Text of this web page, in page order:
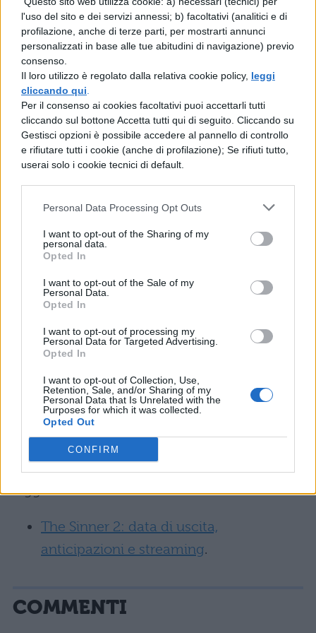
l'uso del sito e dei servizi annessi; b) facoltativi (analitici e di
profilazione, anche di terze parti, per mostrarti annunci
personalizzati in base alle tue abitudini di navigazione) previo
consenso.
Il loro utilizzo è regolato dalla relativa cookie policy, leggi
cliccando qui
Per il consenso ai cookies facoltativi puoi accettarli tutti
cliccando sul bottone Accetta tutti qui di seguito. Cliccando su
Gestisci opzioni è possibile accedere al pannello di controllo
e rifiutare tutti i cookie (anche di profilazione); Se rifiuti tutto,
userai solo i cookie tecnici di default.
Personal Data Processing Opt Outs
I want to opt-out of the Sharing of my
personal data.
Opted In
I want to opt-out of the Sale of my
Personal Data.
Opted In
I want to opt-out of processing my
Personal Data for Targeted Advertising.
Opted In
I want to opt-out of Collection, Use,
Retention, Sale, and/or Sharing of my
Personal Data that Is Unrelated with the
Purposes for which it was collected.
Opted Out
CONFIRM
apparente, in un giorno come gli altri
trascorso a fare un picnic con la sua famiglia,
colta da un colpo di raptus uccide con
ferocia e violenza un uomo sconosciuto. Al
caso lavorano due detective e uno in
particolare,Ambrose,dopo un viaggio nella
psiche della donna riesce ad arrivare ai
motivi che l’hanno spinta al folle gesto
quel momento, faceva fatica a riaffiorare.
Dopo la prima stagione, i fan stanno
aspettando con ansia la seconda e sono già
alla ricerca del modo per guardarla in
streaming.
Vuoi leggere di più sulla prima stagione?
Leggi:
The Sinner: trama, cast e trailer
The Sinner in Streaming: dove vederlo
Per anticipazioni sulla seconda stagione,
leggi:
The Sinner 2: data di uscita,
anticipazioni e streaming.
COMMENTI